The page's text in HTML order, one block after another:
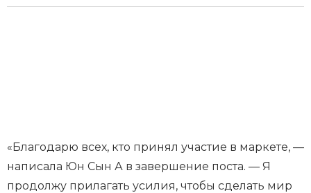
«Благодарю всех, кто принял участие в маркете, —
написала Юн Сын А в завершение поста. — Я
продолжу прилагать усилия, чтобы сделать мир